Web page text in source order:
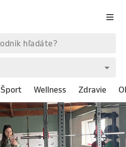
Šport Wellness Zdravie